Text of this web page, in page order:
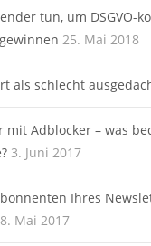
tun, um DSGVO-
25. Mai 2018
als schlecht
mit Adblocker – was
3. Juni 2017
Ihres
Mai 2017